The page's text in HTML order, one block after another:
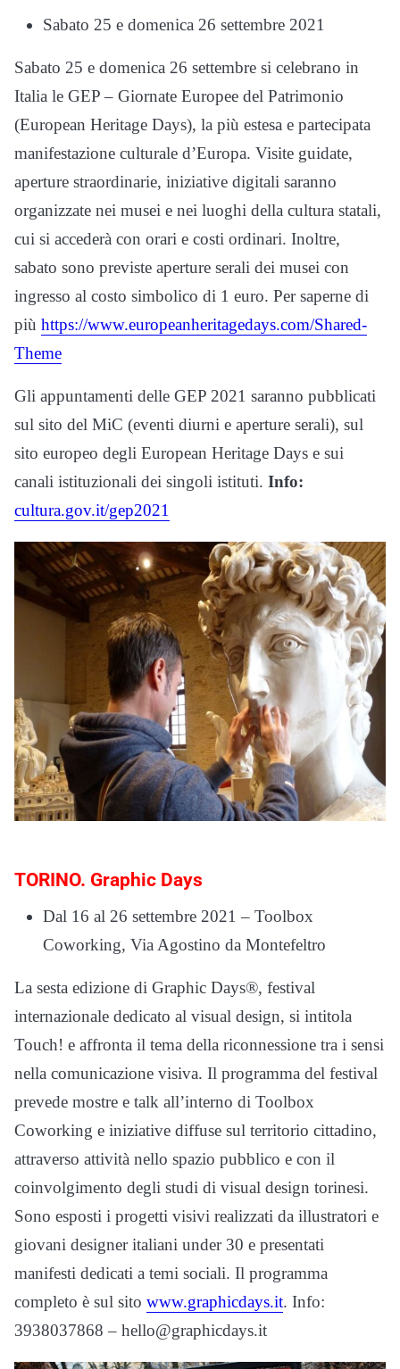
Sabato 25 e domenica 26 settembre 2021
Sabato 25 e domenica 26 settembre si celebrano in
Italia le GEP – Giornate Europee del Patrimonio
(European Heritage Days), la più estesa e partecipata
manifestazione culturale d’Europa. Visite guidate,
aperture straordinarie, iniziative digitali saranno
organizzate nei musei e nei luoghi della cultura statali,
cui si accederà con orari e costi ordinari. Inoltre,
sabato sono previste aperture serali dei musei con
ingresso al costo simbolico di 1 euro. Per saperne di
più https://www.europeanheritagedays.com/Shared-
Theme
Gli appuntamenti delle GEP 2021 saranno pubblicati
sul sito del MiC (eventi diurni e aperture serali), sul
sito europeo degli European Heritage Days e sui
canali istituzionali dei singoli istituti. Info:
cultura.gov.it/gep2021
TORINO. Graphic Days
Dal 16 al 26 settembre 2021 – Toolbox
Coworking, Via Agostino da Montefeltro
La sesta edizione di Graphic Days®, festival
internazionale dedicato al visual design, si intitola
Touch! e affronta il tema della riconnessione tra i sensi
nella comunicazione visiva. Il programma del festival
prevede mostre e talk all’interno di Toolbox
Coworking e iniziative diffuse sul territorio cittadino,
attraverso attività nello spazio pubblico e con il
coinvolgimento degli studi di visual design torinesi.
Sono esposti i progetti visivi realizzati da illustratori e
giovani designer italiani under 30 e presentati
manifesti dedicati a temi sociali. Il programma
completo è sul sito www.graphicdays.it. Info:
3938037868 – hello@graphicdays.it